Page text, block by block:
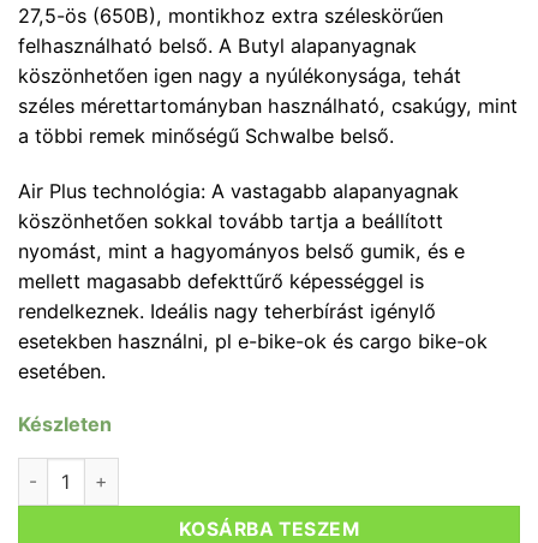
27,5-ös (650B), montikhoz extra széleskörűen
felhasználható belső. A Butyl alapanyagnak
köszönhetően igen nagy a nyúlékonysága, tehát
széles mérettartományban használható, csakúgy, mint
a többi remek minőségű Schwalbe belső.
Air Plus technológia: A vastagabb alapanyagnak
köszönhetően sokkal tovább tartja a beállított
nyomást, mint a hagyományos belső gumik, és e
mellett magasabb defekttűrő képességgel is
rendelkeznek. Ideális nagy teherbírást igénylő
esetekben használni, pl e-bike-ok és cargo bike-ok
esetében.
Készleten
KOSÁRBA TESZEM